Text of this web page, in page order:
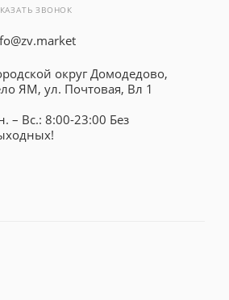
ЗВОНОК
округ Домодедово,
ЯМ, ул. Почтовая, Вл 1
– Вс.: 8:00-23:00 Без